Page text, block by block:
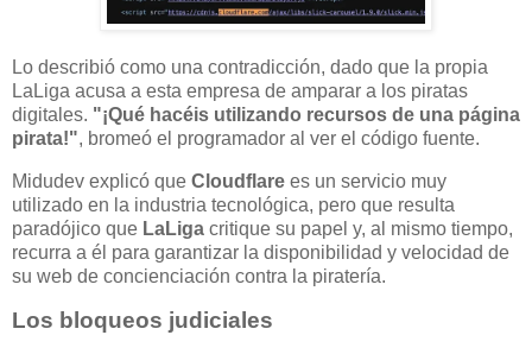
Lo describió como una contradicción, dado que la propia
LaLiga acusa a esta empresa de amparar a los piratas
digitales. "¡Qué hacéis utilizando recursos de una página
pirata!", bromeó el programador al ver el código fuente.
Midudev explicó que Cloudflare es un servicio muy
utilizado en la industria tecnológica, pero que resulta
paradójico que LaLiga critique su papel y, al mismo tiempo,
recurra a él para garantizar la disponibilidad y velocidad de
su web de concienciación contra la piratería.
Los bloqueos judiciales